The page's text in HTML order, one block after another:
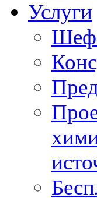
Услуги